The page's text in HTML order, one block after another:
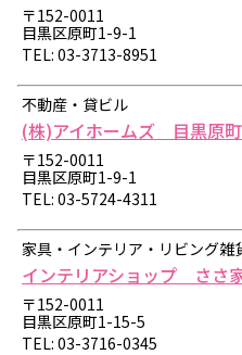
〒152-0011
目黒区原町1-9-1
TEL: 03-3713-8951
不動産・貸ビル
(株)アイホームズ 目黒原
〒152-0011
目黒区原町1-9-1
TEL: 03-5724-4311
家具・インテリア・リビング雑
インテリアショップ ささ
〒152-0011
目黒区原町1-15-5
TEL: 03-3716-0345